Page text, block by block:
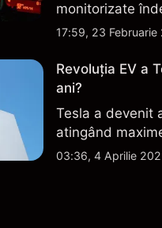
monitorizate
livrare și
17:59, 23 Februarie
Revoluția EV a
ani?
Tesla a devenit
atingând
03:36, 4 Aprilie